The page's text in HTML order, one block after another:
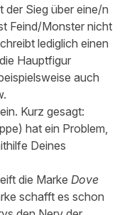
der Sieg über eine/n
Feind/Monster nicht
lediglich einen
Hauptfigur
auch
Kurz gesagt:
hat ein Problem,
Deines
die Marke Dove
schafft es schon